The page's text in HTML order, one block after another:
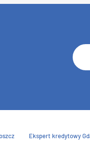
Ekspert kredytowy